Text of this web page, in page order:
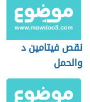
نقص فيتامين د
والحمل